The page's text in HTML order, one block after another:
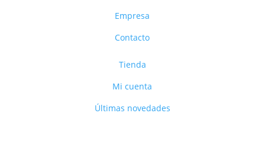
Empresa
Contacto
Tienda
Mi cuenta
Últimas novedades